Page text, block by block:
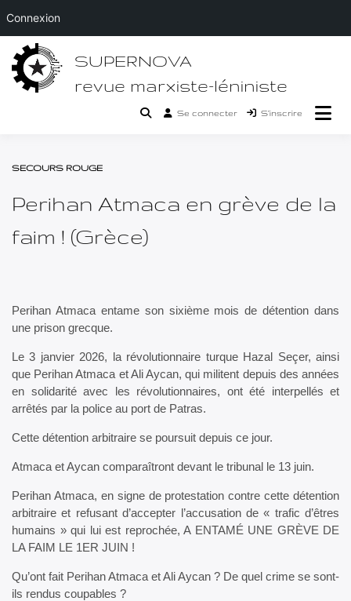
Passer
contenu
SUPERNOVA
revue marxiste-léniniste
Se connecter S’inscrire
SECOURS ROUGE
Perihan Atmaca en grève de la
faim ! (Grèce)
Perihan Atmaca entame son sixième mois de détention dans
une prison grecque.
Le 3 janvier 2026, la révolutionnaire turque Hazal Seçer, ainsi
que Perihan Atmaca et Ali Aycan, qui militent depuis des années
en solidarité avec les révolutionnaires, ont été interpellés et
arrêtés par la police au port de Patras.
Cette détention arbitraire se poursuit depuis ce jour.
Atmaca et Aycan comparaîtront devant le tribunal le 13 juin.
Perihan Atmaca, en signe de protestation contre cette détention
arbitraire et refusant d’accepter l’accusation de « trafic d’êtres
humains » qui lui est reprochée, A ENTAMÉ UNE GRÈVE DE
LA FAIM LE 1ER JUIN !
Qu’ont fait Perihan Atmaca et Ali Aycan ? De quel crime se sont-
ils rendus coupables ?
Connexion